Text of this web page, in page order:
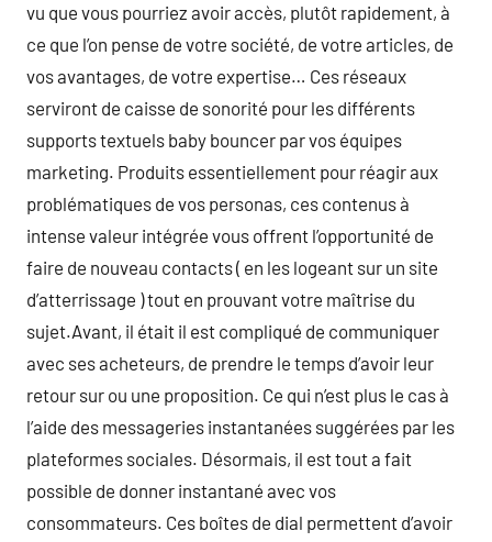
vu que vous pourriez avoir accès, plutôt rapidement, à
ce que l’on pense de votre société, de votre articles, de
vos avantages, de votre expertise… Ces réseaux
serviront de caisse de sonorité pour les différents
supports textuels baby bouncer par vos équipes
marketing. Produits essentiellement pour réagir aux
problématiques de vos personas, ces contenus à
intense valeur intégrée vous offrent l’opportunité de
faire de nouveau contacts ( en les logeant sur un site
d’atterrissage ) tout en prouvant votre maîtrise du
sujet.Avant, il était il est compliqué de communiquer
avec ses acheteurs, de prendre le temps d’avoir leur
retour sur ou une proposition. Ce qui n’est plus le cas à
l’aide des messageries instantanées suggérées par les
plateformes sociales. Désormais, il est tout a fait
possible de donner instantané avec vos
consommateurs. Ces boîtes de dial permettent d’avoir